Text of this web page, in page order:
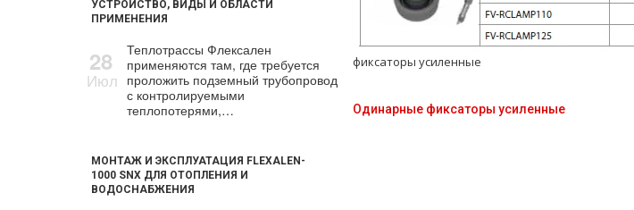
УСТРОЙСТВО, ВИДЫ И ОБЛАСТИ
ПРИМЕНЕНИЯ
28
Июл
Теплотрассы Флексален
применяются там, где требуется
проложить подземный трубопровод
с контролируемыми
теплопотерями,…
МОНТАЖ И ЭКСПЛУАТАЦИЯ FLEXALEN-
1000 SNX ДЛЯ ОТОПЛЕНИЯ И
ВОДОСНАБЖЕНИЯ
фиксаторы усиленные
Одинарные фиксаторы усиленные